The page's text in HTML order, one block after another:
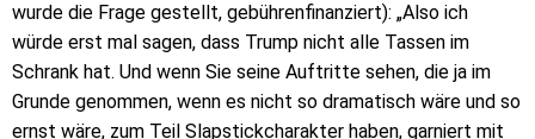
wurde die Frage gestellt, gebührenfinanziert): „Also ich
würde erst mal sagen, dass Trump nicht alle Tassen im
Schrank hat. Und wenn Sie seine Auftritte sehen, die ja im
Grunde genommen, wenn es nicht so dramatisch wäre und so
ernst wäre, zum Teil Slapstickcharakter haben, garniert mit